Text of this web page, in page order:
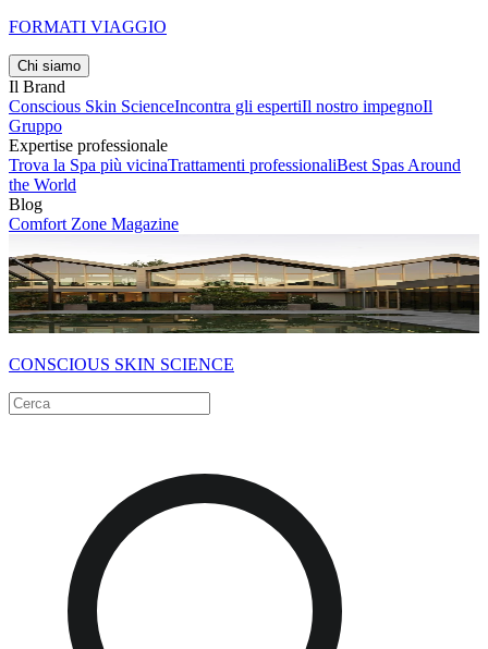
FORMATI VIAGGIO
Chi siamo
Il Brand
Conscious Skin ScienceIncontra gli espertiIl nostro impegnoIl
Gruppo
Expertise professionale
Trova la Spa più vicinaTrattamenti professionaliBest Spas Around
the World
Blog
Comfort Zone Magazine
CONSCIOUS SKIN SCIENCE